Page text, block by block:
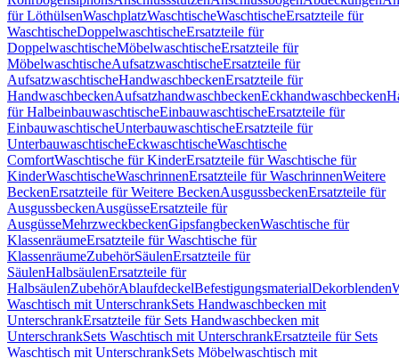
für LöthülsenWaschplatzWaschtischeWaschtischeErsatzteile für
WaschtischeDoppelwaschtischeErsatzteile für
DoppelwaschtischeMöbelwaschtischeErsatzteile für
MöbelwaschtischeAufsatzwaschtischeErsatzteile für
AufsatzwaschtischeHandwaschbeckenErsatzteile für
HandwaschbeckenAufsatzhandwaschbeckenEckhandwaschbecken
für HalbeinbauwaschtischeEinbauwaschtischeErsatzteile für
EinbauwaschtischeUnterbauwaschtischeErsatzteile für
UnterbauwaschtischeEckwaschtischeWaschtische
ComfortWaschtische für KinderErsatzteile für Waschtische für
KinderWaschtischeWaschrinnenErsatzteile für WaschrinnenWeitere
BeckenErsatzteile für Weitere BeckenAusgussbeckenErsatzteile für
AusgussbeckenAusgüsseErsatzteile für
AusgüsseMehrzweckbeckenGipsfangbeckenWaschtische für
KlassenräumeErsatzteile für Waschtische für
KlassenräumeZubehörSäulenErsatzteile für
SäulenHalbsäulenErsatzteile für
HalbsäulenZubehörAblaufdeckelBefestigungsmaterialDekorblenden
Waschtisch mit UnterschrankSets Handwaschbecken mit
UnterschrankErsatzteile für Sets Handwaschbecken mit
UnterschrankSets Waschtisch mit UnterschrankErsatzteile für Sets
Waschtisch mit UnterschrankSets Möbelwaschtisch mit